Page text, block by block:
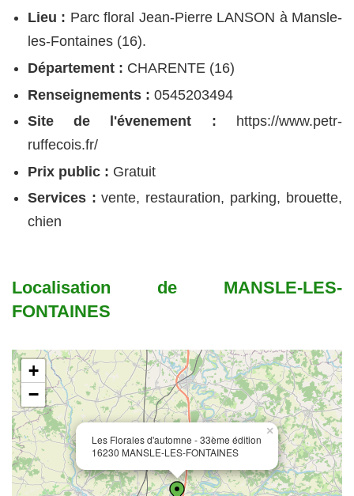
Lieu : Parc floral Jean-Pierre LANSON à Mansle-
les-Fontaines (16).
Département : CHARENTE (16)
Renseignements : 0545203494
Site de l'évenement : https://www.petr-
ruffecois.fr/
Prix public : Gratuit
Services :vente, restauration, parking, brouette,
chien
Localisation de MANSLE-LES-
FONTAINES
Les Florales d'automne - 33ème édition
16230 MANSLE-LES-FONTAINES
×
+
−